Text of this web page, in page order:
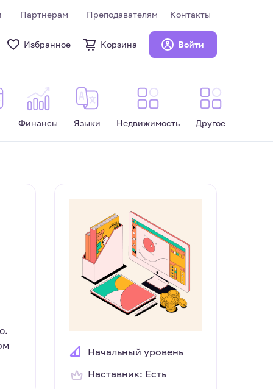
Партнерам Преподавателям Контакты
Избранное Корзина Войти
Финансы Языки Недвижимость Другое
Начальный уровень
Наставник: Есть